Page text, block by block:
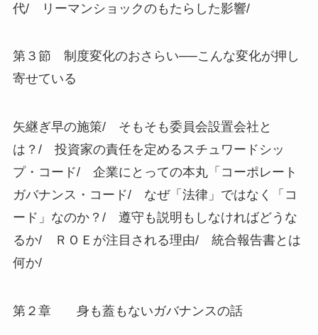
代/ リーマンショックのもたらした影響/
第３節 制度変化のおさらい──こんな変化が押し
寄せている
矢継ぎ早の施策/ そもそも委員会設置会社と
は？/ 投資家の責任を定めるスチュワードシッ
プ・コード/ 企業にとっての本丸「コーポレート
ガバナンス・コード/ なぜ「法律」ではなく「コ
ード」なのか？/ 遵守も説明もしなければどうな
るか/ ＲＯＥが注目される理由/ 統合報告書とは
何か/
第２章 身も蓋もないガバナンスの話